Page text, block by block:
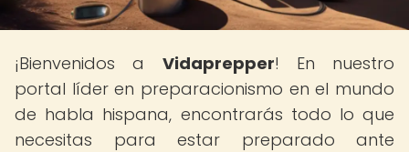
¡Bienvenidos a Vidaprepper! En nuestro
portal líder en preparacionismo en el mundo
de habla hispana, encontrarás todo lo que
necesitas para estar preparado ante